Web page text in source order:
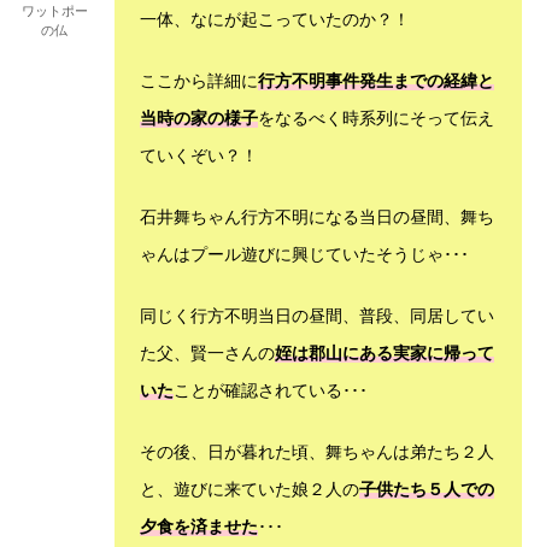
ワットポー
の仏
一体、なにが起こっていたのか？！
ここから詳細に行方不明事件発生までの経緯と
当時の家の様子をなるべく時系列にそって伝え
ていくぞい？！
石井舞ちゃん行方不明になる当日の昼間、舞ち
ゃんはプール遊びに興じていたそうじゃ･･･
同じく行方不明当日の昼間、普段、同居してい
た父、賢一さんの姪は郡山にある実家に帰って
いたことが確認されている･･･
その後、日が暮れた頃、舞ちゃんは弟たち２人
と、遊びに来ていた娘２人の子供たち５人での
夕食を済ませた･･･